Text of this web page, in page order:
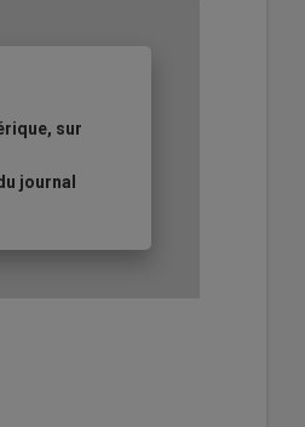
sur
journal